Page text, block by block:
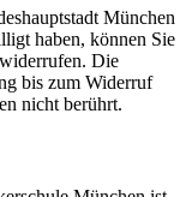
München
haben, können Sie
Die
bis zum Widerruf
nicht berührt.